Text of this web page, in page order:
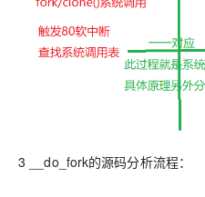
3 __do_fork的源码分析流程：